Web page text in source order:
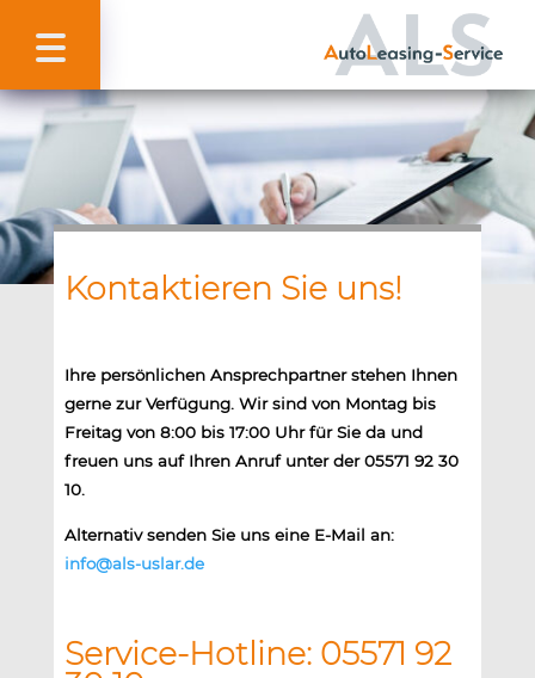
Kontaktieren Sie uns!
Ihre persönlichen Ansprechpartner stehen Ihnen
gerne zur Verfügung. Wir sind von Montag bis
Freitag von 8:00 bis 17:00 Uhr für Sie da und
freuen uns auf Ihren Anruf unter der 05571 92 30
10.
Alternativ senden Sie uns eine E-Mail an:
info@als-uslar.de
Service-Hotline: 05571 92